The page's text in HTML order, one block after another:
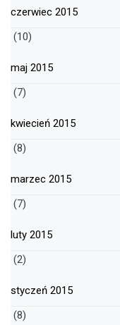
czerwiec 2015
(10)
maj 2015
(7)
kwiecień 2015
(8)
marzec 2015
(7)
luty 2015
(2)
styczeń 2015
(8)